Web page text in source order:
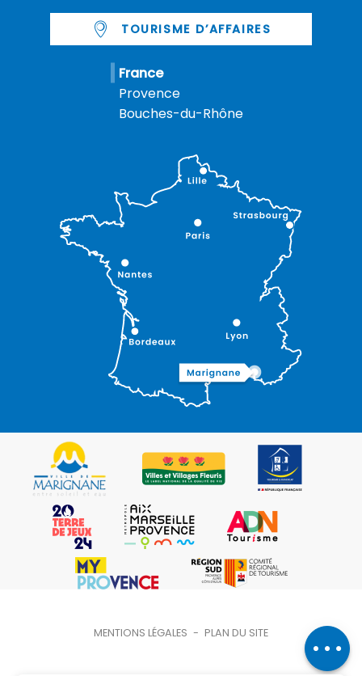
par email
TOURISME D’AFFAIRES
France
Provence
Bouches-du-Rhône
MENTIONS LÉGALES - PLAN DU SITE